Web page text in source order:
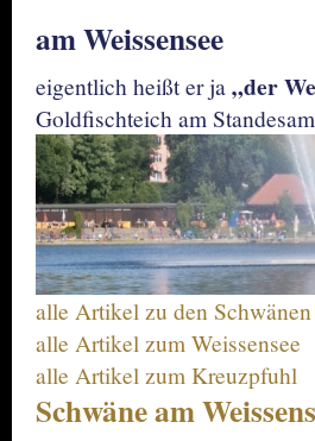
am Weissensee
eigentlich heißt er ja„der
Goldfischteich am
alle Artikel zu den Schwänen
alle Artikel zum Weissensee
alle Artikel zum Kreuzpfuhl
Schwäne am